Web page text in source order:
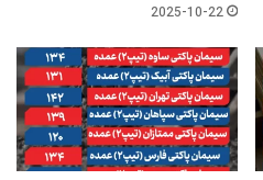
2025-10-22